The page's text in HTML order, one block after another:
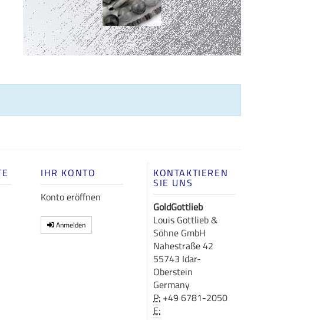
IHR KONTO
Konto eröffnen
Anmelden
KONTAKTIEREN
SIE UNS
GoldGottlieb
Louis Gottlieb &
Söhne GmbH
Nahestraße 42
55743 Idar-
Oberstein
Germany
P: +49 6781-2050
E: